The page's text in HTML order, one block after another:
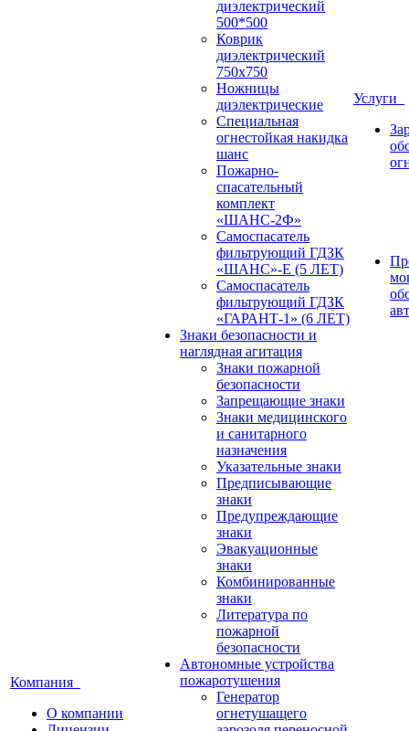
Компания
О компании
диэлектрический
500*500
Коврик
диэлектрический
750х750
Ножницы
диэлектрические
Специальная
огнестойкая накидка
шанс
Пожарно-
спасательный
комплект
«ШАНС-2Ф»
Самоспасатель
фильтрующий ГДЗК
«ШАНС»-Е (5 ЛЕТ)
Самоспасатель
фильтрующий ГДЗК
«ГАРАНТ-1» (6 ЛЕТ)
Знаки безопасности и
наглядная агитация
Знаки пожарной
безопасности
Запрещающие знаки
Знаки медицинского
и санитарного
назначения
Указательные знаки
Предписывающие
знаки
Предупреждающие
знаки
Эвакуационные
знаки
Комбинированные
знаки
Литература по
пожарной
безопасности
Автономные устройства
пожаротушения
Генератор
огнетушащего
Услуги